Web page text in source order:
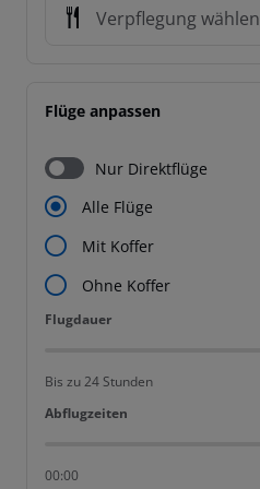
Verpflegung wählen
Flüge anpassen
Nur Direktflüge
Alle Flüge
Mit Koffer
Ohne Koffer
Flugdauer
Flugdauer
Bis zu 24 Stunden
Abflugzeiten
Abflugzeiten
00:00